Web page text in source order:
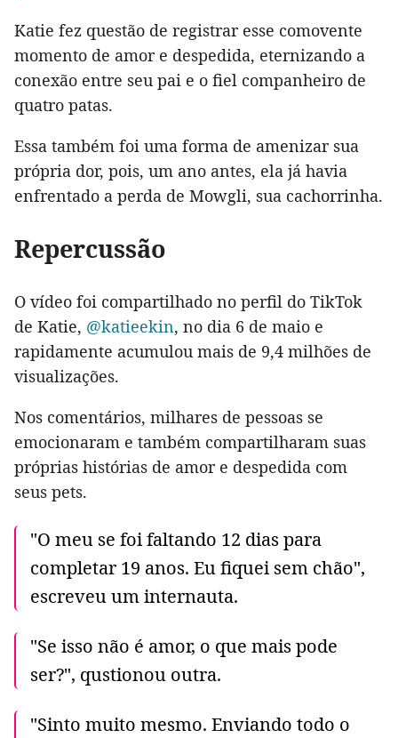
Katie fez questão de registrar esse comovente
momento de amor e despedida, eternizando a
conexão entre seu pai e o fiel companheiro de
quatro patas.
Essa também foi uma forma de amenizar sua
própria dor, pois, um ano antes, ela já havia
enfrentado a perda de Mowgli, sua cachorrinha.
Repercussão
O vídeo foi compartilhado no perfil do TikTok
de Katie, @katieekin, no dia 6 de maio e
rapidamente acumulou mais de 9,4 milhões de
visualizações.
Nos comentários, milhares de pessoas se
emocionaram e também compartilharam suas
próprias histórias de amor e despedida com
seus pets.
"O meu se foi faltando 12 dias para
completar 19 anos. Eu fiquei sem chão",
escreveu um internauta.
"Se isso não é amor, o que mais pode
ser?", qustionou outra.
"Sinto muito mesmo. Enviando todo o